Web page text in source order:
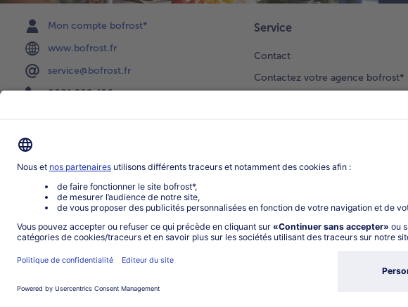
Mon compte bofrost*
www.bofrost.fr
service@bofrost.fr
0801 902 406
Service
Contact
Contactez votre agence bofrost*
Newsletter
Notre catalogue
Application
Parrainage